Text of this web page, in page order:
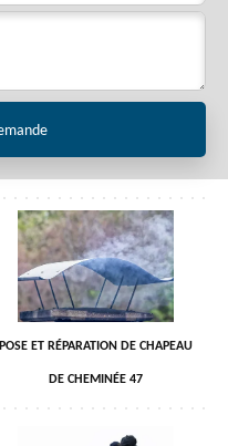
POSE ET RÉPARATION DE CHAPEAU
DE CHEMINÉE 47